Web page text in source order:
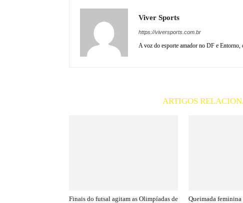
Viver Sports
https://viversports.com.br
A voz do esporte amador no DF e Entorno,
ARTIGOS
Finais do futsal agitam as Olimpíadas de
Queimada feminina